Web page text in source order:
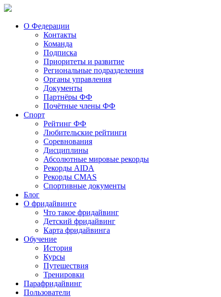
О Федерации
Контакты
Команда
Подписка
Приоритеты и развитие
Региональные подразделения
Органы управления
Документы
Партнёры ФФ
Почётные члены ФФ
Спорт
Рейтинг ФФ
Любительские рейтинги
Соревнования
Дисциплины
Абсолютные мировые рекорды
Рекорды AIDA
Рекорды CMAS
Спортивные документы
Блог
О фридайвинге
Что такое фридайвинг
Детский фридайвинг
Карта фридайвинга
Обучение
История
Курсы
Путешествия
Тренировки
Парафридайвинг
Пользователи